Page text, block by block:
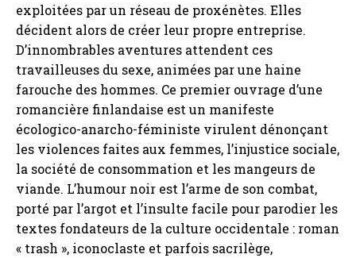
exploitées par un réseau de proxénètes. Elles
décident alors de créer leur propre entreprise.
D’innombrables aventures attendent ces
travailleuses du sexe, animées par une haine
farouche des hommes. Ce premier ouvrage d’une
romancière finlandaise est un manifeste
écologico-anarcho-féministe virulent dénonçant
les violences faites aux femmes, l’injustice sociale,
la société de consommation et les mangeurs de
viande. L’humour noir est l’arme de son combat,
porté par l’argot et l’insulte facile pour parodier les
textes fondateurs de la culture occidentale : roman
« trash », iconoclaste et parfois sacrilège,